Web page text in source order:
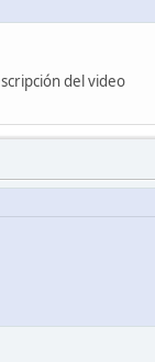
del video